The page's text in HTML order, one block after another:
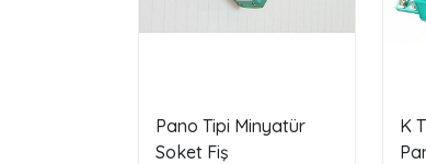
Pano Tipi Minyatür
Soket Fiş
K